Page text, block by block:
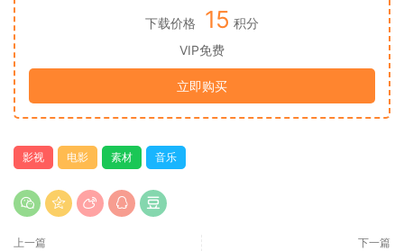
下载价格 15 积分
VIP免费
立即购买
影视 电影 素材 音乐
上一篇 下一篇